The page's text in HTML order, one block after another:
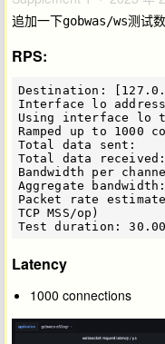
追加一下gobwas/ws测试
RPS:
Destination:
Interface lo
Using interface lo
Ramped up to 1000
Total data sent:
Total data received:
Bandwidth per
Aggregate
Packet rate
TCP MSS/op)
Latency
1000 connections